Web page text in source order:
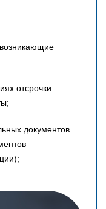
отсрочки
документов